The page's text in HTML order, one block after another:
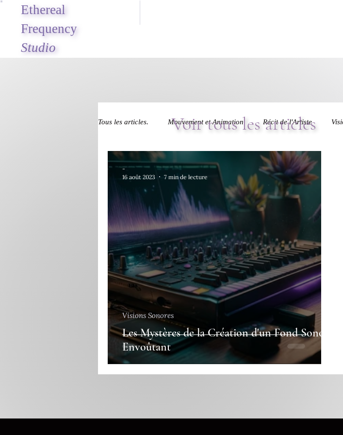
Ethereal
Frequency
Studio
Tous les articles. Mouvement et Animation Récit de l'Artiste
Perspectives Créatives
Les Mystères de la Création d'un Fond Sonore
Envoûtant
Visions Sonores
-
16 août 2023
7 min de lecture
Voir tous les articles